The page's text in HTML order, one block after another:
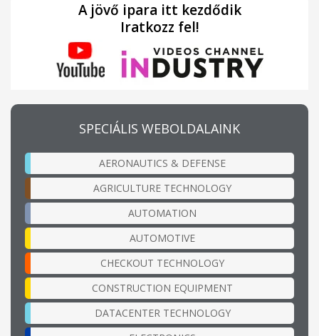
A jövő ipara itt kezdődik
Iratkozz fel!
SPECIÁLIS WEBOLDALAINK
AERONAUTICS & DEFENSE
AGRICULTURE TECHNOLOGY
AUTOMATION
AUTOMOTIVE
CHECKOUT TECHNOLOGY
CONSTRUCTION EQUIPMENT
DATACENTER TECHNOLOGY